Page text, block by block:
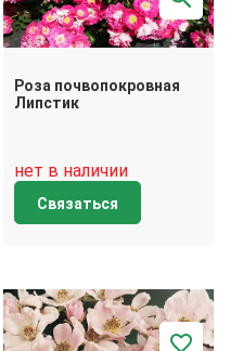
Роза почвопокровная
Липстик
нет в наличии
Связаться